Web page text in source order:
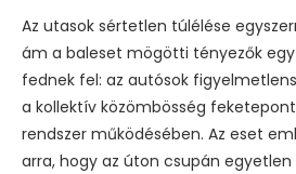
Az utasok sértetlen túlélése
ám a baleset mögötti tényezők
fednek fel: az autósok
a kollektív közömbösség
rendszer működésében. Az eset
arra, hogy az úton csupán